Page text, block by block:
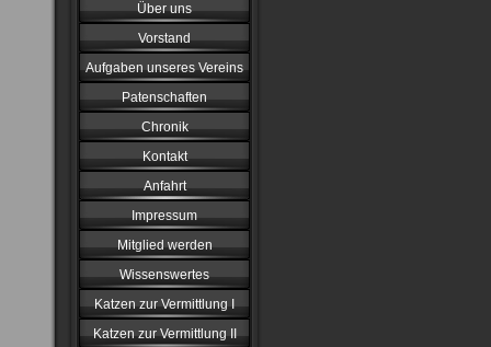
Über uns
Vorstand
Aufgaben unseres Vereins
Patenschaften
Chronik
Kontakt
Anfahrt
Impressum
Mitglied werden
Wissenswertes
Katzen zur Vermittlung I
Katzen zur Vermittlung II